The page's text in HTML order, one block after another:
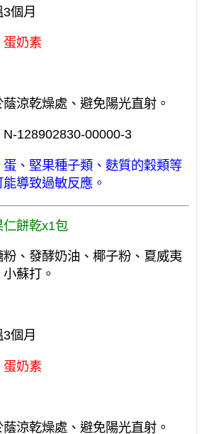
個月
蛋奶素
涼乾燥處、避免陽光直射。
128902830-00000-3
、堅果種子類、麩質的穀類等
導致過敏反應。
餅乾x1包
、發酵奶油、椰子粉、夏威夷
蘇打。
個月
蛋奶素
涼乾燥處、避免陽光直射。